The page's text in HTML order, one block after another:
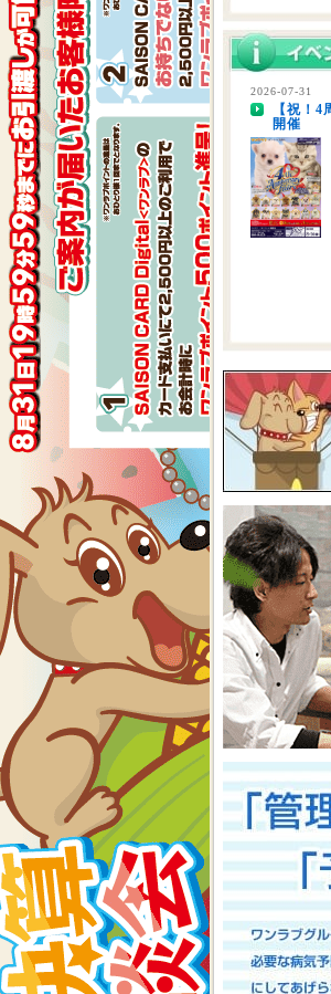
2026-07-28
【重要
2026-07-24
【大決
大決算
2026-07-31
【祝！
開催
2026-07-31
【2026
しまで
2026-07-24
【大決
大決算
2026-07-17
【Meet
7/18～8/